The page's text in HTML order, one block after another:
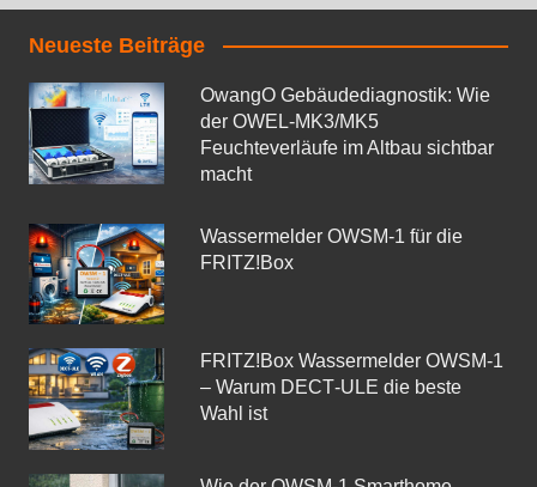
Neueste Beiträge
OwangO Gebäudediagnostik: Wie
der OWEL‑MK3/MK5
Feuchteverläufe im Altbau sichtbar
macht
Wassermelder OWSM‑1 für die
FRITZ!Box
FRITZ!Box Wassermelder OWSM-1
– Warum DECT‑ULE die beste
Wahl ist